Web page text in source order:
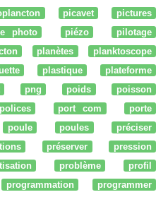
picavet
pictures
photo piézo
pilotage
planètes
planktoscope
plastique
plateforme
png poids
poisson
polices port com
porte
poule poules
préciser
préserver
pression
problème
profil
programmation
programmer